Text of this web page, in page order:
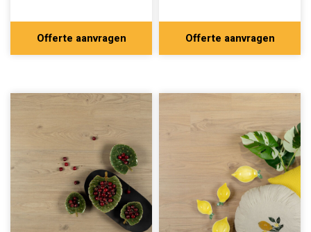
Offerte aanvragen Offerte aanvragen